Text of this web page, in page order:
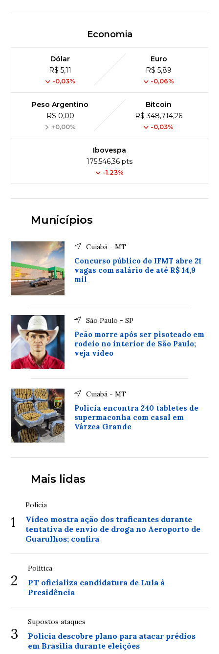
Economia
Dólar
R$ 5,11
-0,03%
Euro
R$ 5,89
-0,06%
Peso Argentino
R$ 0,00
+0,00%
Bitcoin
R$ 348,714,26
-0,03%
Ibovespa
175,546,36 pts
-1.23%
Municípios
Cuiabá - MT
Concurso público do IFMT abre 21
vagas com salário de até R$ 14,9
mil
São Paulo - SP
Peão morre após ser pisoteado em
rodeio no interior de São Paulo;
veja video
Cuiabá - MT
Polícia encontra 240 tabletes de
supermaconha com casal em
Várzea Grande
Mais lidas
1
Polícia
Vídeo mostra ação dos traficantes durante
tentativa de envio de droga no Aeroporto de
Guarulhos; confira
2
Política
PT oficializa candidatura de Lula à
Presidência
3
Supostos ataques
Polícia descobre plano para atacar prédios
em Brasília durante eleições